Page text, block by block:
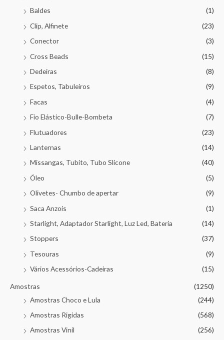
Baldes
(1)
Clip, Alfinete
(23)
Conector
(3)
Cross Beads
(15)
Dedeiras
(8)
Espetos, Tabuleiros
(9)
Facas
(4)
Fio Elástico-Bulle-Bombeta
(7)
Flutuadores
(23)
Lanternas
(14)
Missangas, Tubito, Tubo Slicone
(40)
Óleo
(5)
Olivetes- Chumbo de apertar
(9)
Saca Anzois
(1)
Starlight, Adaptador Starlight, Luz Led, Bateria
(14)
Stoppers
(37)
Tesouras
(9)
Vários Acessórios-Cadeiras
(15)
Amostras
(1250)
Amostras Choco e Lula
(244)
Amostras Rigidas
(568)
Amostras Vinil
(256)